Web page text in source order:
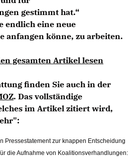
gestimmt hat.“
endlich eine neue
anfangen könne, zu arbeiten.
gesamten Artikel lesen
finden Sie auch in der
. Das vollständige
im Artikel zitiert wird,
Pressestatement zur knappen Entscheidung
die Aufnahme von Koalitionsverhandlungen: